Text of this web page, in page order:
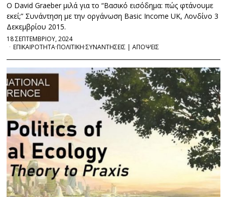
Ο David Graeber μιλά για το “Βασικό εισόδημα: πώς φτάνουμε
εκεί;” Συνάντηση με την οργάνωση Basic Income UK, Λονδίνο 3
Δεκεμβρίου 2015.
18 ΣΕΠΤΕΜΒΡΙΟΥ, 2024
ΕΠΙΚΑΙΡΟΤΗΤΑ·ΠΟΛΙΤΙΚΗ·ΣΥΝΑΝΤΗΣΕΙΣ | ΑΠΟΨΕΙΣ